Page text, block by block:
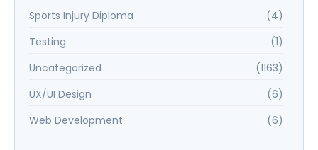
Sports Injury Diploma
(4)
Testing
(1)
Uncategorized
(1163)
UX/UI Design
(6)
Web Development
(6)